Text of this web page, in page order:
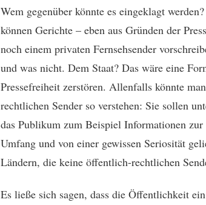
Wem gegenüber könnte es eingeklagt
können Gerichte – eben aus Gründen der
noch einem privaten Fernsehsender
und was nicht. Dem Staat? Das wäre eine
Pressefreiheit zerstören. Allenfalls könnte
rechtlichen Sender so verstehen: Sie sollen
das Publikum zum Beispiel Informationen
Umfang und von einer gewissen Seriosität
Ländern, die keine öffentlich-rechtlichen
Es ließe sich sagen, dass die Öffentlichkeit